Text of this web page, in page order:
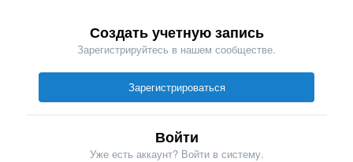
Создать учетную запись
Зарегистрируйтесь в нашем сообществе.
Зарегистрироваться
Войти
Уже есть аккаунт? Войти в систему.